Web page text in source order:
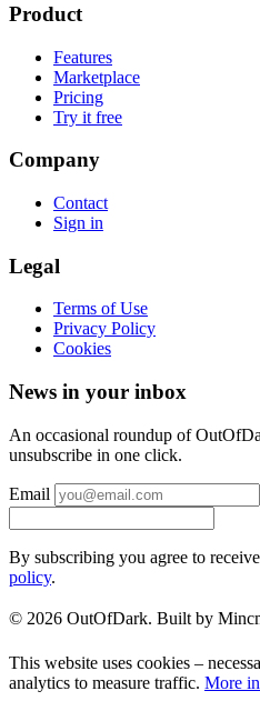
Product
Features
Marketplace
Pricing
Try it free
Company
Contact
Sign in
Legal
Terms of Use
Privacy Policy
Cookies
News in your inbox
An occasional roundup of
unsubscribe in one click.
Email
By subscribing you agree to
policy.
© 2026 OutOfDark. Built by
This website uses cookies –
analytics to measure traffic. More